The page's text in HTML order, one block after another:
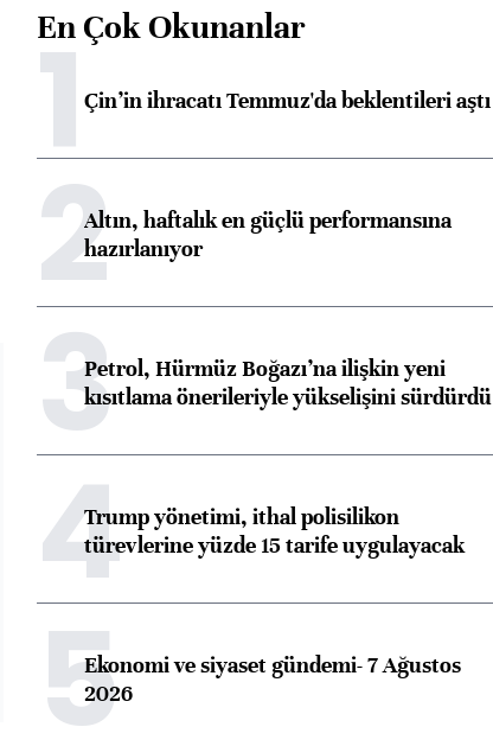
En Çok Okunanlar
1Çin’in ihracatı Temmuz'da beklentileri aştı
2Altın, haftalık en güçlü performansına
hazırlanıyor
3Petrol, Hürmüz Boğazı’na ilişkin yeni
kısıtlama önerileriyle yükselişini sürdürdü
4Trump yönetimi, ithal polisilikon
türevlerine yüzde 15 tarife uygulayacak
5Ekonomi ve siyaset gündemi- 7 Ağustos
2026